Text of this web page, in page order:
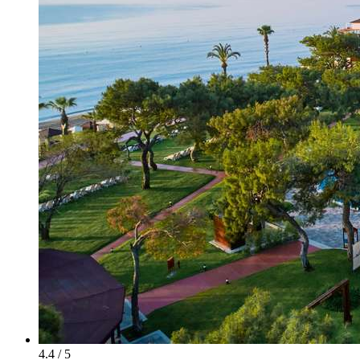
4.4 / 5